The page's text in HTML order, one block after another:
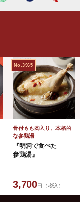
No.3965
骨付もも肉入り。本格的
な参鶏湯
『明洞で食べた
参鶏湯』
3,700円（税込）